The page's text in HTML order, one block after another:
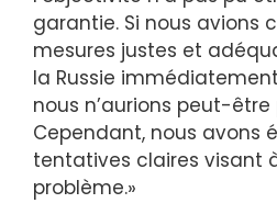
garantie. Si nous avions
mesures justes et
la Russie
nous n’aurions peut-
Cependant, nous avons
tentatives claires visant
problème.»